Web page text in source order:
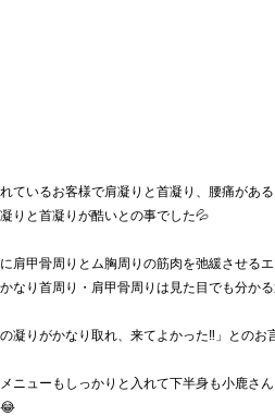
ているお客様で肩凝りと首凝り、腰痛があ
りと首凝りが酷いとの事でした💦
肩甲骨周りとム胸周りの筋肉を弛緩させる
なり首周り・肩甲骨周りは見た目でも分か
凝りがかなり取れ、来てよかった‼️」とのお
ニューもしっかりと入れて下半身も小鹿さ